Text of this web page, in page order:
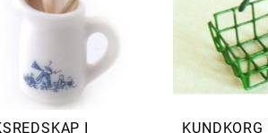
I
KUNDKORG